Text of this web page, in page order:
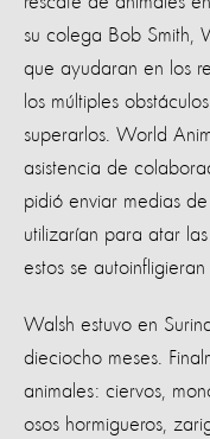
su colega Bob Smith,
que ayudaran en los
los múltiples
superarlos. World
asistencia de
pidió enviar medias
utilizarían para atar
estos se autoinfligieran
Walsh estuvo en
dieciocho meses.
animales: ciervos,
osos hormigueros,